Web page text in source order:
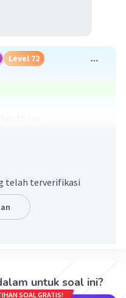
Level 72
telah terverifikasi
untuk soal ini?
SOAL GRATIS!